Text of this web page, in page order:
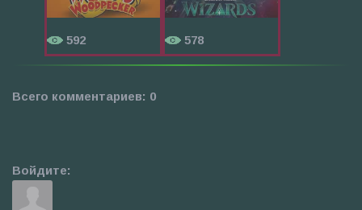
592 578
Всего комментариев: 0
Войдите: